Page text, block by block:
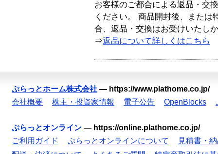
お客様のご都合による返品・交
ください。 商品開封後、または
合、返品・交換はお受けいたし
⇒返品について詳しくはこちら
ぷらっとホーム株式会社 — https://www.plathome.co.jp/
会社概要
株主・投資家情報 電子公告 OpenBlocks
ぷらっとオンライン — https://online.plathome.co.jp/
ご利用ガイド
ぷらっとオンラインについて
見積書・